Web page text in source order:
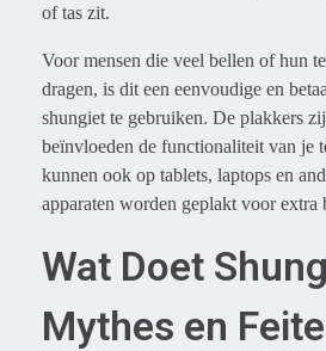
of tas zit.
Voor mensen die veel bellen of hun
dragen, is dit een eenvoudige en
shungiet te gebruiken. De plakkers
beïnvloeden de functionaliteit van je
kunnen ook op tablets, laptops en
apparaten worden geplakt voor extra
Wat Doet
Mythes en